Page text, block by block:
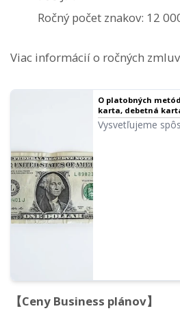
Ročný počet znakov: 12
Viac informácií o ročných
O platobných
karta, debetná
potvrdenkách |
Ondoku
Vysvetľujeme
【Ceny Business plánov】